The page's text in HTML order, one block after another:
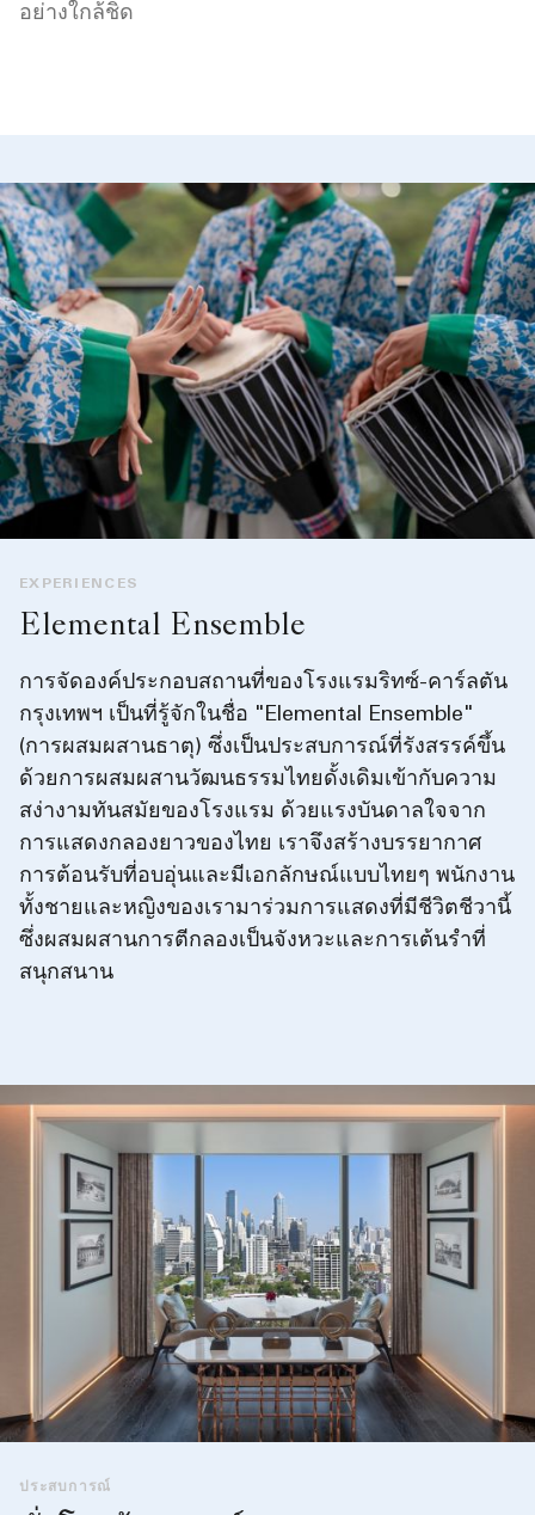
อย่างใกล้ชิด
EXPERIENCES
Elemental Ensemble
การจัดองค์ประกอบสถานที่ของโรงแรมริทซ์-คาร์ลตัน
กรุงเทพฯ เป็นที่รู้จักในชื่อ "Elemental Ensemble"
(การผสมผสานธาตุ) ซึ่งเป็นประสบการณ์ที่รังสรรค์ขึ้น
ด้วยการผสมผสานวัฒนธรรมไทยดั้งเดิมเข้ากับความ
สง่างามทันสมัยของโรงแรม ด้วยแรงบันดาลใจจาก
การแสดงกลองยาวของไทย เราจึงสร้างบรรยากาศ
การต้อนรับที่อบอุ่นและมีเอกลักษณ์แบบไทยๆ พนักงาน
ทั้งชายและหญิงของเรามาร่วมการแสดงที่มีชีวิตชีวานี้
ซึ่งผสมผสานการตีกลองเป็นจังหวะและการเต้นรำที่
สนุกสนาน
ประสบการณ์